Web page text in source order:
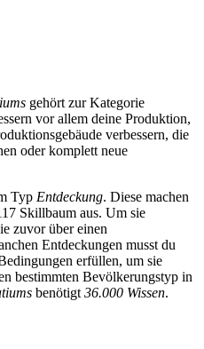
gehört zur Kategorie
vor allem deine Produktion,
verbessern, die
oder komplett neue
Typ Entdeckung. Diese machen
Skillbaum aus. Um sie
zuvor über einen
Entdeckungen musst du
erfüllen, um sie
bestimmten Bevölkerungstyp in
benötigt 36.000 Wissen.